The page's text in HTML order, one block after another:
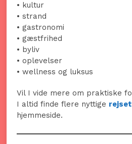
• kultur
• strand
• gastronomi
• gæstfrihed
• byliv
• oplevelser
• wellness og luksus
Vil I vide mere om praktiske
I altid finde flere nyttige
hjemmeside.